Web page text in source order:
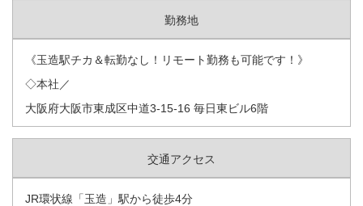
勤務地
《玉造駅チカ＆転勤なし！リモート勤務も可能です！》
◇本社／
大阪府大阪市東成区中道3-15-16 毎日東ビル6階
交通アクセス
JR環状線「玉造」駅から徒歩4分